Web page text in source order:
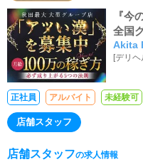
『今
全国
給30
Akita
[デリヘ
正社員 アルバイト 未経験可
店舗スタッフ
店舗スタッフの求人情報